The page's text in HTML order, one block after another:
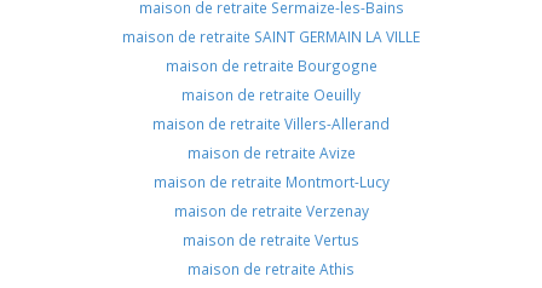
maison de retraite Sermaize-les-Bains
maison de retraite SAINT GERMAIN LA VILLE
maison de retraite Bourgogne
maison de retraite Oeuilly
maison de retraite Villers-Allerand
maison de retraite Avize
maison de retraite Montmort-Lucy
maison de retraite Verzenay
maison de retraite Vertus
maison de retraite Athis